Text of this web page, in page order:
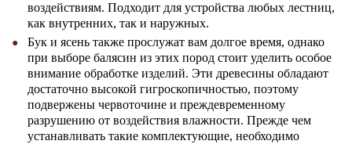
воздействиям. Подходит для устройства любых лестниц,
как внутренних, так и наружных.
Бук и ясень также прослужат вам долгое время, однако
при выборе балясин из этих пород стоит уделить особое
внимание обработке изделий. Эти древесины обладают
достаточно высокой гигроскопичностью, поэтому
подвержены червоточине и преждевременному
разрушению от воздействия влажности. Прежде чем
устанавливать такие комплектующие, необходимо